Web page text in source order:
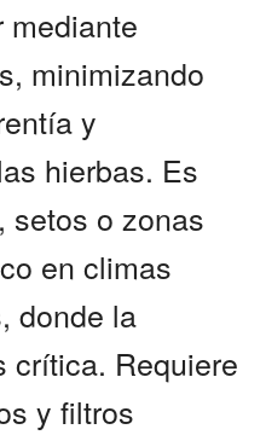
mediante
minimizando
y
hierbas. Es
setos o zonas
en climas
donde la
crítica. Requiere
y filtros